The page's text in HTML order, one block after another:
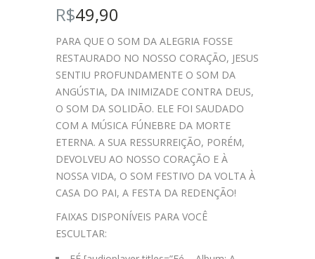
R$49,90
PARA QUE O SOM DA ALEGRIA FOSSE
RESTAURADO NO NOSSO CORAÇÃO, JESUS
SENTIU PROFUNDAMENTE O SOM DA
ANGÚSTIA, DA INIMIZADE CONTRA DEUS,
O SOM DA SOLIDÃO. ELE FOI SAUDADO
COM A MÚSICA FÚNEBRE DA MORTE
ETERNA. A SUA RESSURREIÇÃO, PORÉM,
DEVOLVEU AO NOSSO CORAÇÃO E À
NOSSA VIDA, O SOM FESTIVO DA VOLTA À
CASA DO PAI, A FESTA DA REDENÇÃO!
FAIXAS DISPONÍVEIS PARA VOCÊ
ESCULTAR: